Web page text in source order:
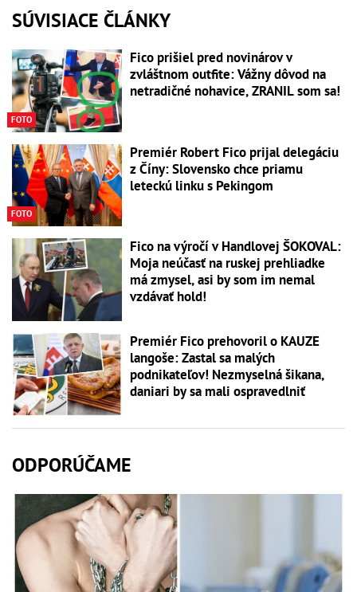
SÚVISIACE ČLÁNKY
FOTO
Fico prišiel pred novinárov v
zvláštnom outfite: Vážny dôvod na
netradičné nohavice, ZRANIL som sa!
FOTO
Premiér Robert Fico prijal delegáciu
z Číny: Slovensko chce priamu
leteckú linku s Pekingom
Fico na výročí v Handlovej ŠOKOVAL:
Moja neúčasť na ruskej prehliadke
má zmysel, asi by som im nemal
vzdávať hold!
Premiér Fico prehovoril o KAUZE
langoše: Zastal sa malých
podnikateľov! Nezmyselná šikana,
daniari by sa mali ospravedlniť
ODPORÚČAME